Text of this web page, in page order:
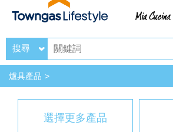
搜尋
爐具產品
選擇更多產品